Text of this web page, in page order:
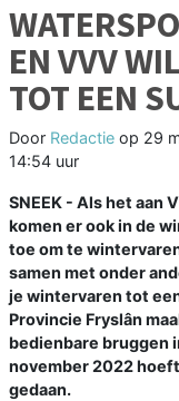
EN VVV
TOT EEN
Door Redactie op 29
14:54 uur
SNEEK - Als het aan
komen er ook in de
toe om te
samen met onder
je wintervaren tot
Provincie Fryslân
bedienbare bruggen
november 2022
gedaan.